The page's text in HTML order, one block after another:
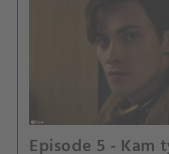
Episode 5 - Kam